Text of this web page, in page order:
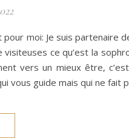
moi: Je suis partenaire
ce qu’est la
vers un mieux être,
vous guide mais qui ne fait